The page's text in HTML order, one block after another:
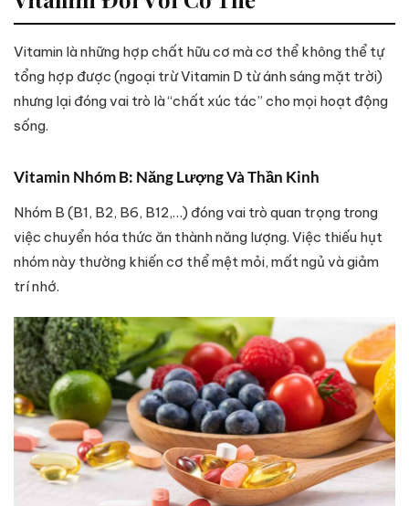
Vitamin là những hợp chất hữu cơ mà cơ thể không thể tự
tổng hợp được (ngoại trừ Vitamin D từ ánh sáng mặt trời)
nhưng lại đóng vai trò là “chất xúc tác” cho mọi hoạt động
sống.
Vitamin Nhóm B: Năng Lượng Và Thần Kinh
Nhóm B (B1, B2, B6, B12,…) đóng vai trò quan trọng trong
việc chuyển hóa thức ăn thành năng lượng. Việc thiếu hụt
nhóm này thường khiến cơ thể mệt mỏi, mất ngủ và giảm
trí nhớ.